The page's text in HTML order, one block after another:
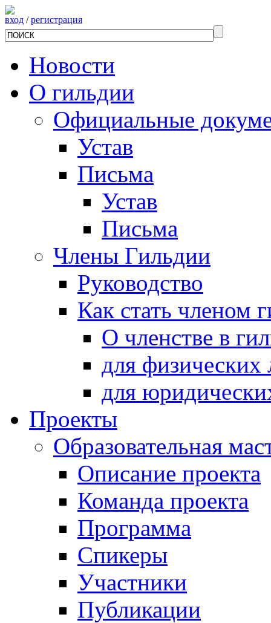
вход /регистрация
Новости
О гильдии
Официальные
Устав
Письма
Устав
Письма
Члены Гильдии
Руководство
Как стать членом
О членстве в
для физических
для
Проекты
Образовательная
Описание проекта
Команда проекта
Программа
Спикеры
Участники
Публикации